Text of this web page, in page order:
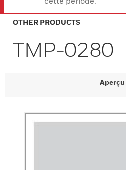
OTHER PRODUCTS
TMP-0280
Aperçu